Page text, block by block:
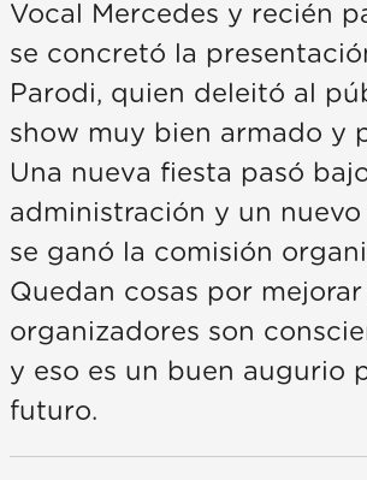
Vocal Mercedes y recién
se concretó la
Parodi, quien deleitó al
show muy bien armado y
Una nueva fiesta pasó
administración y un nuevo
se ganó la comisión
Quedan cosas por
organizadores son
y eso es un buen augurio
futuro.